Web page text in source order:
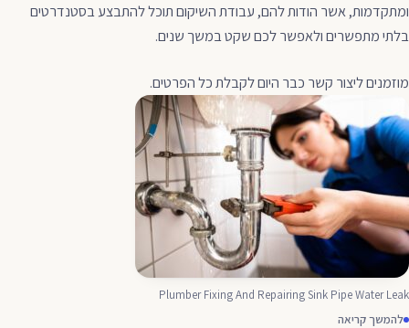
ומתקדמות, אשר הודות להם, עבודת השיקום תוכל להתבצע בסטנדרטים
בלתי מתפשרים ולאפשר לכם שקט במשך שנים.
מוזמנים ליצור קשר כבר היום לקבלת כל הפרטים.
Plumber Fixing And Repairing Sink Pipe Water Leak
להמשך קריאה